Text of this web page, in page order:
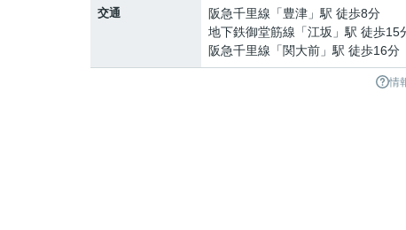
交通 阪急千里線 「豊津 」駅 徒歩8分
地下鉄御堂筋線 「江坂 」駅 徒歩15
阪急千里線 「関大前 」駅 徒歩16分
情